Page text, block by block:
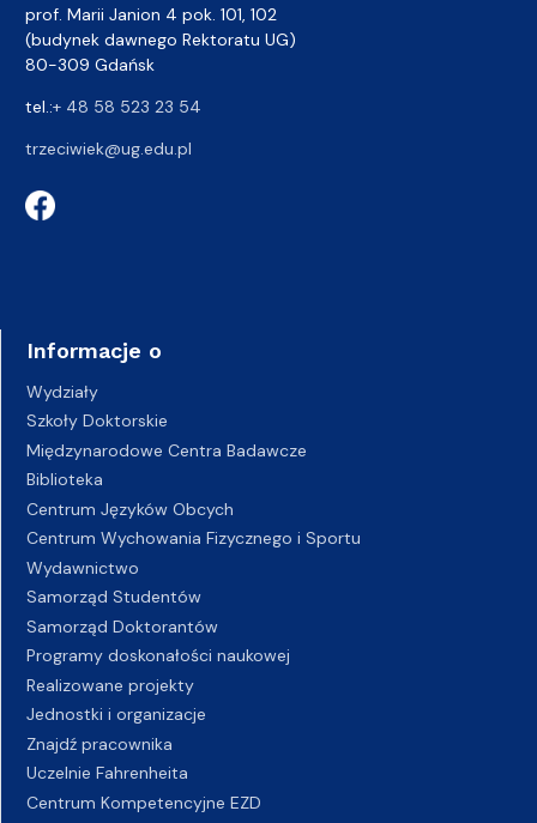
prof. Marii Janion 4 pok. 101, 102
(budynek dawnego Rektoratu UG)
80-309 Gdańsk
tel.:+ 48 58 523 23 54
trzeciwiek@ug.edu.pl
Informacje o
Wydziały
Szkoły Doktorskie
Międzynarodowe Centra Badawcze
Biblioteka
Centrum Języków Obcych
Centrum Wychowania Fizycznego i Sportu
Wydawnictwo
Samorząd Studentów
Samorząd Doktorantów
Programy doskonałości naukowej
Realizowane projekty
Jednostki i organizacje
Znajdź pracownika
Uczelnie Fahrenheita
Centrum Kompetencyjne EZD